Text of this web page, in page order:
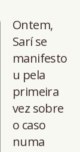
Ontem,
Sarí se
manifesto
u pela
primeira
vez sobre
o caso
numa